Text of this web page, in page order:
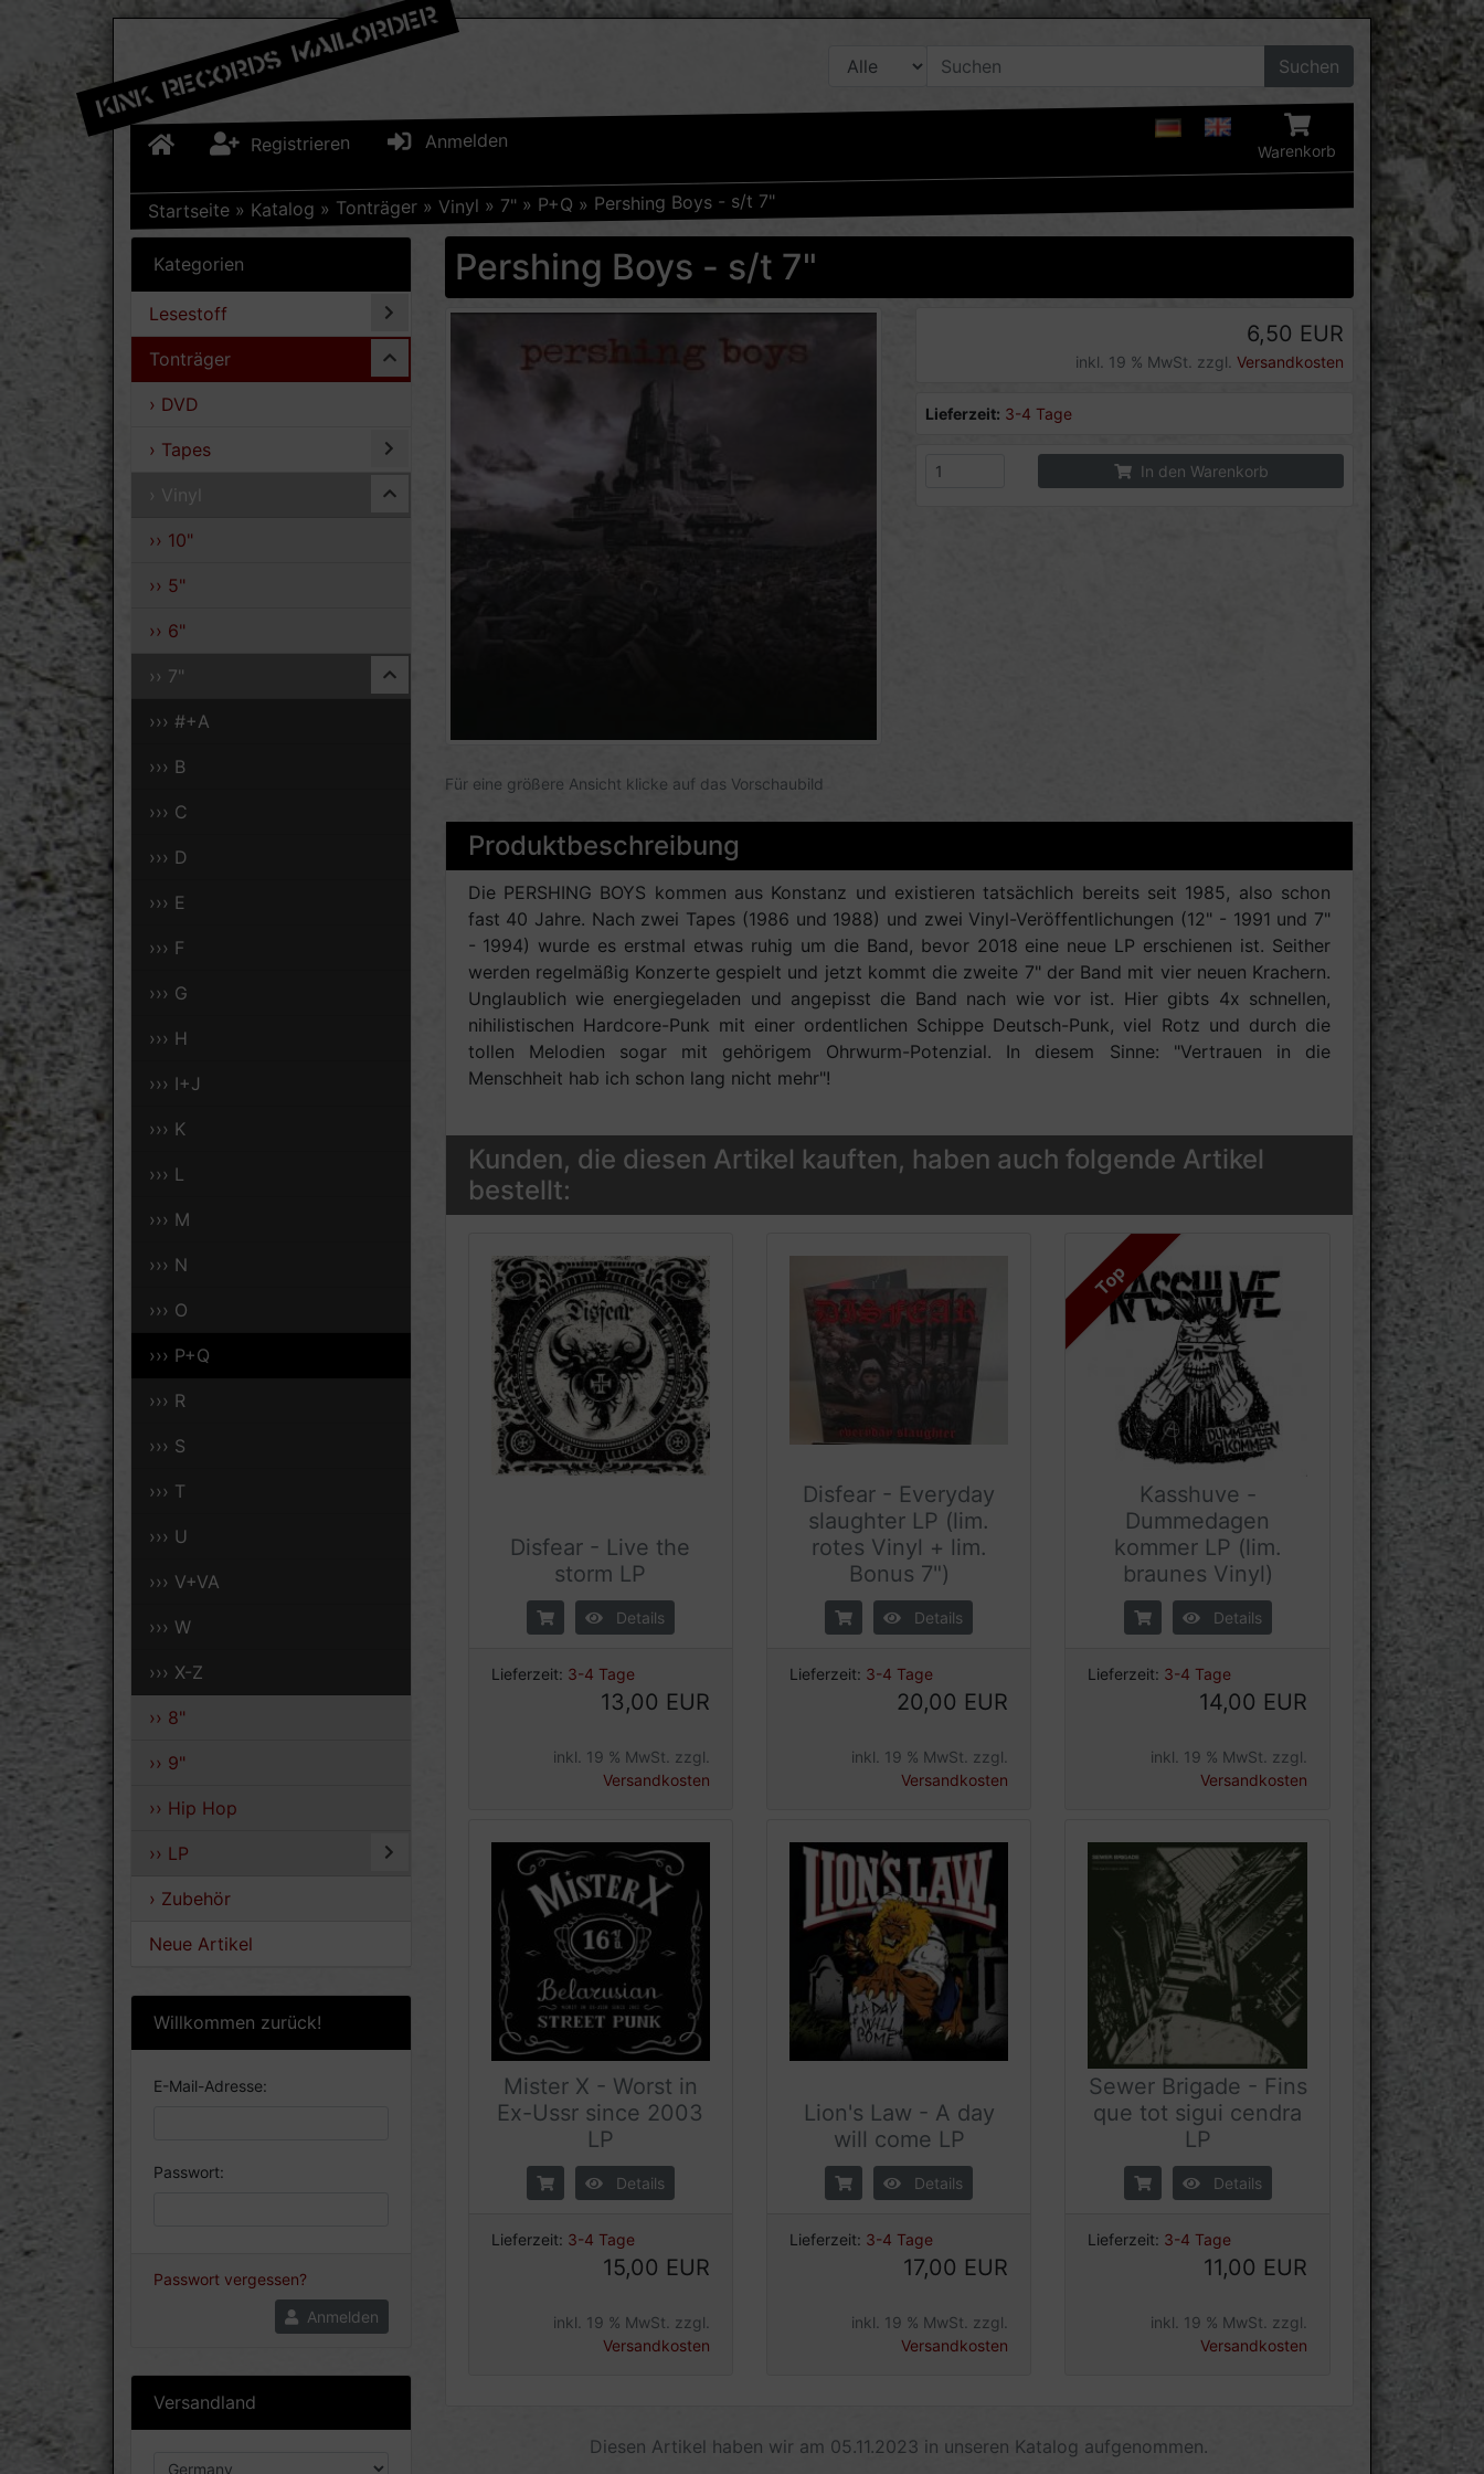
Suchen
Registrieren Anmelden Warenkorb
Startseite » Katalog » Tonträger » Vinyl » 7" » P+Q » Pershing Boys - s/t 7"
Kategorien
Lesestoff
Tonträger
› DVD
› Tapes
› Vinyl
›› 10"
›› 5"
›› 6"
›› 7"
››› #+A
››› B
››› C
››› D
››› E
››› F
››› G
››› H
››› I+J
››› K
››› L
››› M
››› N
››› O
››› P+Q
››› R
››› S
››› T
››› U
››› V+VA
››› W
››› X-Z
›› 8"
›› 9"
›› Hip Hop
›› LP
› Zubehör
Neue Artikel
Willkommen zurück!
E-Mail-Adresse:
Passwort:
Passwort vergessen?
Anmelden
Versandland
Pershing Boys - s/t 7"
Für eine größere Ansicht klicke auf das Vorschaubild
6,50 EUR
inkl. 19 % MwSt. zzgl. Versandkosten
Lieferzeit: 3-4 Tage
In den Warenkorb
Produktbeschreibung
Die PERSHING BOYS kommen aus Konstanz und existieren tatsächlich bereits seit 1985, also schon
fast 40 Jahre. Nach zwei Tapes (1986 und 1988) und zwei Vinyl-Veröffentlichungen (12" - 1991 und 7"
- 1994) wurde es erstmal etwas ruhig um die Band, bevor 2018 eine neue LP erschienen ist. Seither
werden regelmäßig Konzerte gespielt und jetzt kommt die zweite 7" der Band mit vier neuen Krachern.
Unglaublich wie energiegeladen und angepisst die Band nach wie vor ist. Hier gibts 4x schnellen,
nihilistischen Hardcore-Punk mit einer ordentlichen Schippe Deutsch-Punk, viel Rotz und durch die
tollen Melodien sogar mit gehörigem Ohrwurm-Potenzial. In diesem Sinne: "Vertrauen in die
Menschheit hab ich schon lang nicht mehr"!
Kunden, die diesen Artikel kauften, haben auch folgende Artikel
bestellt:
Disfear - Live the
storm LP
Details
Lieferzeit: 3-4 Tage
13,00 EUR
inkl. 19 % MwSt. zzgl.
Versandkosten
Disfear - Everyday
slaughter LP (lim.
rotes Vinyl + lim.
Bonus 7")
Details
Lieferzeit: 3-4 Tage
20,00 EUR
inkl. 19 % MwSt. zzgl.
Versandkosten
Top
Kasshuve -
Dummedagen
kommer LP (lim.
braunes Vinyl)
Details
Lieferzeit: 3-4 Tage
14,00 EUR
inkl. 19 % MwSt. zzgl.
Versandkosten
Mister X - Worst in
Ex-Ussr since 2003
LP
Details
Lieferzeit: 3-4 Tage
15,00 EUR
inkl. 19 % MwSt. zzgl.
Versandkosten
Lion's Law - A day
will come LP
Details
Lieferzeit: 3-4 Tage
17,00 EUR
inkl. 19 % MwSt. zzgl.
Versandkosten
Sewer Brigade - Fins
que tot sigui cendra
LP
Details
Lieferzeit: 3-4 Tage
11,00 EUR
inkl. 19 % MwSt. zzgl.
Versandkosten
Diesen Artikel haben wir am 05.11.2023 in unseren Katalog aufgenommen.